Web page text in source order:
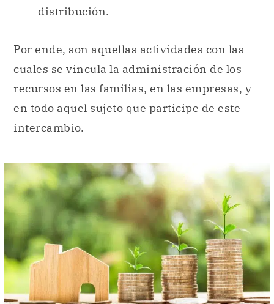
distribución.
Por ende, son aquellas actividades con las
cuales se vincula la administración de los
recursos en las familias, en las empresas, y
en todo aquel sujeto que participe de este
intercambio.